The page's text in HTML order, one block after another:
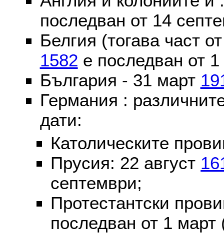
последван от 14
Белгия (тогава част
1582 е последван от
България - 31 март
Германия :
дати:
Католическите
Прусия: 22 август
септември;
Протестантски
последван от 1 март